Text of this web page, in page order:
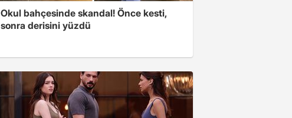
Okul bahçesinde skandal! Önce kesti,
sonra derisini yüzdü